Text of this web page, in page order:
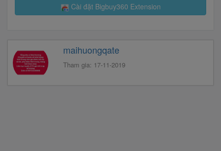
Cài đặt Bigbuy360 Extension
maihuongqate
Tham gia: 17-11-2019